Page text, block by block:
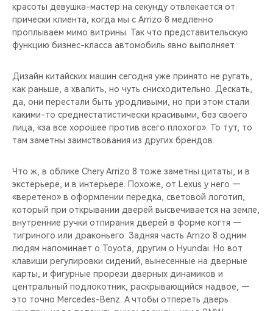
красоты девушка-мастер на секунду отвлекается от
прически клиента, когда мы с Arrizo 8 медленно
проплываем мимо витрины. Так что представительскую
функцию бизнес-класса автомобиль явно выполняет.
Дизайн китайских машин сегодня уже принято не ругать,
как раньше, а хвалить, но чуть снисходительно. Дескать,
да, они перестали быть уродливыми, но при этом стали
какими-то среднестатистически красивыми, без своего
лица, «за все хорошее против всего плохого». То тут, то
там заметны заимствования из других брендов.
Что ж, в облике Chery Arrizo 8 тоже заметны цитаты, и в
экстерьере, и в интерьере. Похоже, от Lexus у него —
«веретено» в оформлении передка, световой логотип,
который при открывании дверей высвечивается на земле,
внутренние ручки отпирания дверей в форме когтя —
тигриного или драконьего. Задняя часть Arrizo 8 одним
людям напоминает о Toyota, другим о Hyundai. Но вот
клавиши регулировки сидений, вынесенные на дверные
карты, и фигурные прорези дверных динамиков и
центральный подлокотник, раскрывающийся надвое, —
это точно Mercedes-Benz. А чтобы отпереть дверь